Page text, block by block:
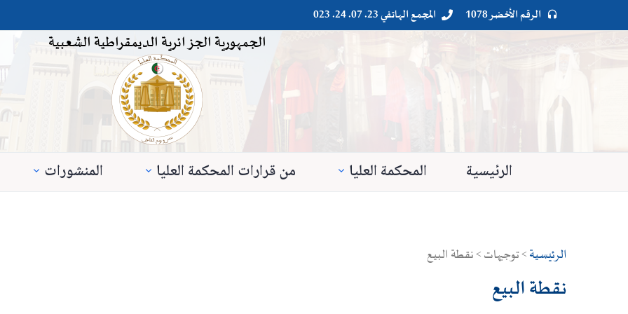

 الرقم الأخضر 1078 
 المجمع الهاتفي 23. 07. 24. 023
الجمهورية الجزائرية الديمقراطية الشعبية
الرئيسية المحكمة العليا من قرارات المحكمة العليا المنشورات
الرئيسية> توجيهات > نقطة البيع
نقطة البيع